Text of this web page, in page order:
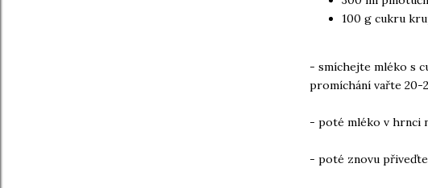
100 g cukru
- smíchejte mléko s
promíchání vařte 20-
- poté mléko v hrnci
- poté znovu